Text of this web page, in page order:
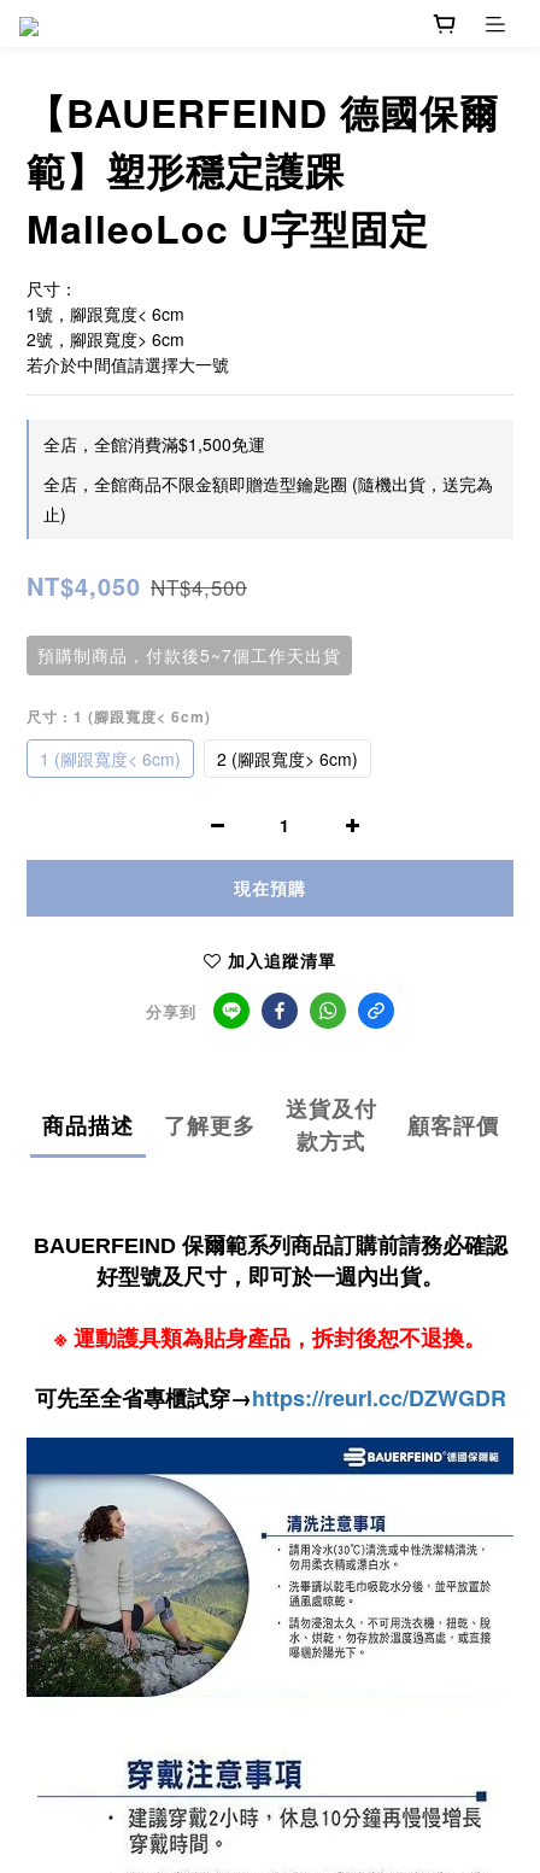
【BAUERFEIND 德國保爾
範】塑形穩定護踝
MalleoLoc U字型固定
尺寸：
1號，腳跟寬度< 6cm
2號，腳跟寬度> 6cm
若介於中間值請選擇大一號
全店，全館消費滿$1,500免運
全店，全館商品不限金額即贈造型鑰匙圈 (隨機出貨，送完為
止)
NT$4,050 NT$4,500
預購制商品，付款後5~7個工作天出貨
尺寸 : 1 (腳跟寬度< 6cm)
1 (腳跟寬度< 6cm) 2 (腳跟寬度> 6cm)
現在預購
加入追蹤清單
分享到
商品描述 了解更多
送貨及付
款方式
顧客評價
BAUERFEIND 保爾範系列商品訂購前請務必確認
好型號及尺寸 ，即可於一週內出貨。
※運動護具類為貼身產品，拆封後恕不退換。
可先至全省專櫃試穿→https://reurl.cc/DZWGDR